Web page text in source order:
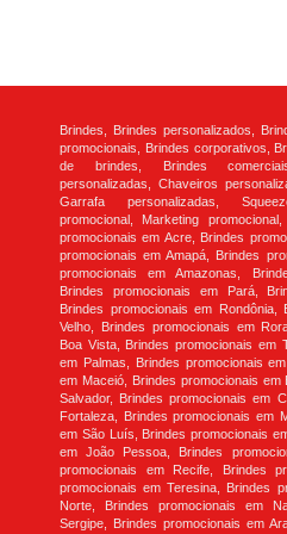
Brindes, Brindes personalizados,
promocionais, Brindes corporativos,
de brindes, Brindes
personalizadas, Chaveiros
Garrafa personalizadas,
promocional, Marketing
promocionais em Acre, Brindes
promocionais em Amapá, Brindes
promocionais em Amazonas,
Brindes promocionais em Pará,
Brindes promocionais em Rondônia,
Velho, Brindes promocionais em
Boa Vista, Brindes promocionais em
em Palmas, Brindes promocionais
em Maceió, Brindes promocionais em
Salvador, Brindes promocionais em
Fortaleza, Brindes promocionais em
em São Luís, Brindes promocionais
em João Pessoa, Brindes
promocionais em Recife, Brindes
promocionais em Teresina, Brindes
Norte, Brindes promocionais em
Sergipe, Brindes promocionais em